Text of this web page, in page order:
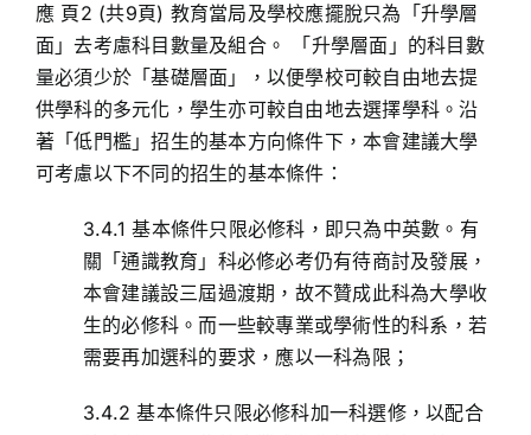
應 頁2 (共9頁) 教育當局及學校應擺脫只為「升學層
面」去考慮科目數量及組合。 「升學層面」的科目數
量必須少於「基礎層面」，以便學校可較自由地去提
供學科的多元化，學生亦可較自由地去選擇學科。沿
著「低門檻」招生的基本方向條件下，本會建議大學
可考慮以下不同的招生的基本條件：
3.4.1 基本條件只限必修科，即只為中英數。有
關「通識教育」科必修必考仍有待商討及發展，
本會建議設三屆過渡期，故不贊成此科為大學收
生的必修科。而一些較專業或學術性的科系，若
需要再加選科的要求，應以一科為限；
3.4.2 基本條件只限必修科加一科選修，以配合